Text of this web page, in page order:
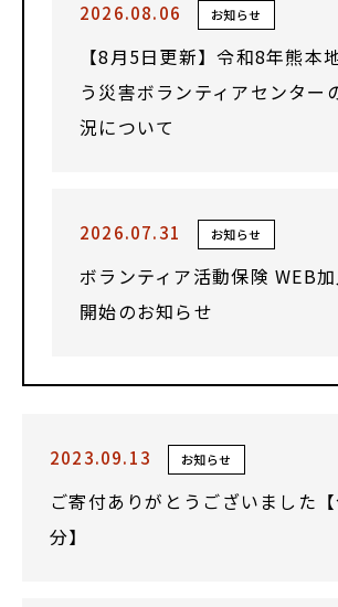
2026.08.06 お知らせ
【8月5日更新】令和8年熊本
う災害ボランティアセンター
況について
2026.07.31 お知らせ
ボランティア活動保険 WEB
開始のお知らせ
2023.09.13 お知らせ
ご寄付ありがとうございました
分】